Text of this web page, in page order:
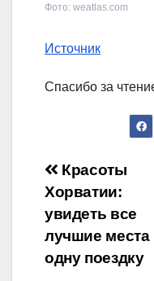
Фото: weatlas.com
Источник
Спасибо за
по
записям
Красоты
Хорватии:
увидеть все
лучшие места
одну поездку